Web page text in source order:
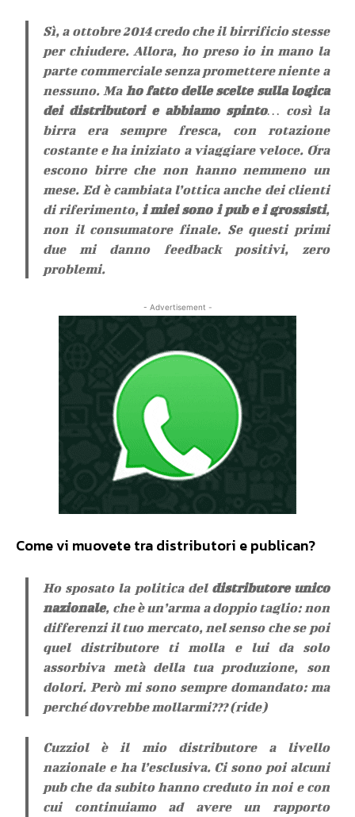
Sì, a ottobre 2014 credo che il birrificio stesse
per chiudere. Allora, ho preso io in mano la
parte commerciale senza promettere niente a
nessuno. Ma ho fatto delle scelte sulla logica
dei distributori e abbiamo spinto… così la
birra era sempre fresca, con rotazione
costante e ha iniziato a viaggiare veloce. Ora
escono birre che non hanno nemmeno un
mese. Ed è cambiata l’ottica anche dei clienti
di riferimento, i miei sono i pub e i grossisti,
non il consumatore finale. Se questi primi
due mi danno feedback positivi, zero
problemi.
- Advertisement -
Come vi muovete tra distributori e publican?
Ho sposato la politica del distributore unico
nazionale, che è un’arma a doppio taglio: non
differenzi il tuo mercato, nel senso che se poi
quel distributore ti molla e lui da solo
assorbiva metà della tua produzione, son
dolori. Però mi sono sempre domandato: ma
perché dovrebbe mollarmi??? (ride)
Cuzziol è il mio distributore a livello
nazionale e ha l’esclusiva. Ci sono poi alcuni
pub che da subito hanno creduto in noi e con
cui continuiamo ad avere un rapporto